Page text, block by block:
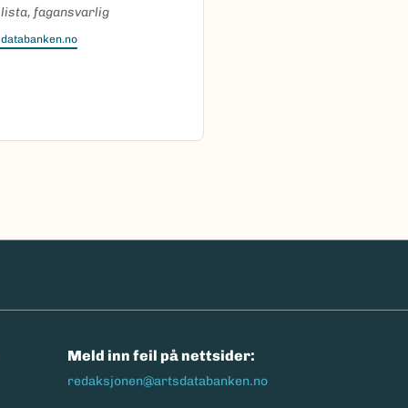
fagansvarlig
Meld inn feil på nettsider:
redaksjonen@artsdatabanken.no